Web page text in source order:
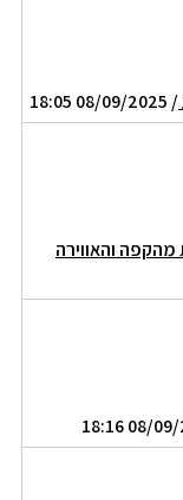
/ 08/09/2025 18:05
והאווירה